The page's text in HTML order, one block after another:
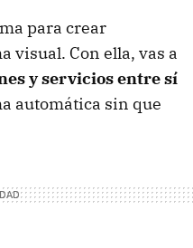
para crear
visual. Con ella, vas a
y servicios entre sí
automática sin que